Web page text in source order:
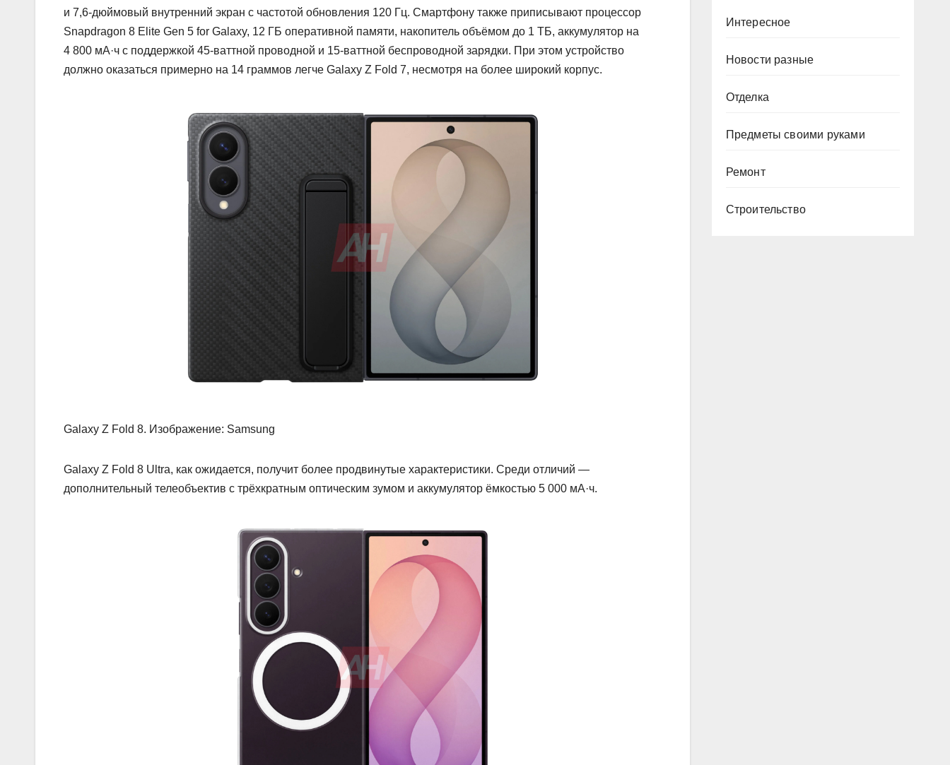
и 7,6‑дюймовый внутренний экран с частотой обновления 120 Гц. Смартфону также приписывают процессор
Snapdragon 8 Elite Gen 5 for Galaxy, 12 ГБ оперативной памяти, накопитель объёмом до 1 ТБ, аккумулятор на
4 800 мА·ч с поддержкой 45-ваттной проводной и 15-ваттной беспроводной зарядки. При этом устройство
должно оказаться примерно на 14 граммов легче Galaxy Z Fold 7, несмотря на более широкий корпус.
Galaxy Z Fold 8. Изображение: Samsung
Galaxy Z Fold 8 Ultra, как ожидается, получит более продвинутые характеристики. Среди отличий —
дополнительный телеобъектив с трёхкратным оптическим зумом и аккумулятор ёмкостью 5 000 мА·ч.
Интересное
Новости разные
Отделка
Предметы своими руками
Ремонт
Строительство